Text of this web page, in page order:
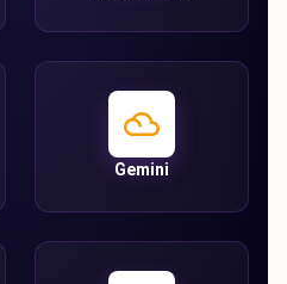
Gemini